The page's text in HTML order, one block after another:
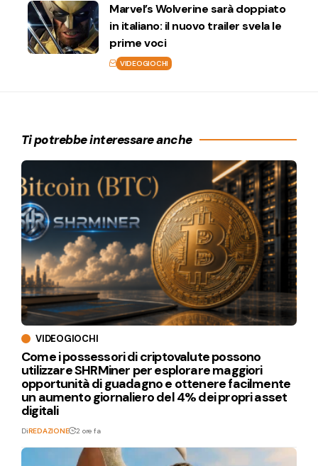
Marvel’s Wolverine sarà doppiato
in italiano: il nuovo trailer svela le
prime voci
VIDEOGIOCHI
Ti potrebbe interessare anche
VIDEOGIOCHI
Come i possessori di criptovalute possono
utilizzare SHRMiner per esplorare maggiori
opportunità di guadagno e ottenere facilmente
un aumento giornaliero del 4% dei propri asset
digitali
DiREDAZIONE 2 ore fa